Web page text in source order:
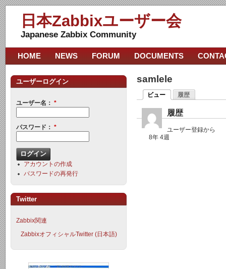
日本Zabbixユーザー会
Japanese Zabbix Community
samlele
ビュー 履歴
履歴
ユーザー登録から
8年 4週
HOME NEWS FORUM DOCUMENTS
ユーザーログイン
ユーザー名： *
パスワード： *
アカウントの作成
パスワードの再発行
Twitter
Zabbix関連
ZabbixオフィシャルTwitter (日本語)